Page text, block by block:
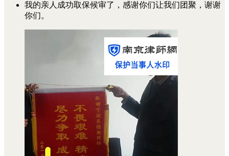
我的亲人成功取保候审了，感谢你们让我们团聚，谢谢
你们。